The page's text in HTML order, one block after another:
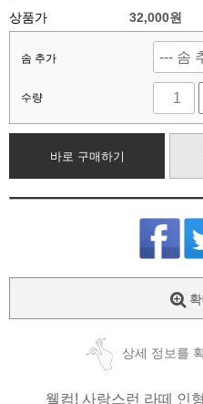
상품가 32,000원
솜 추가
수량
바로 구매하기
상세 정보를
웰컴! 사랑스런 라떼 인